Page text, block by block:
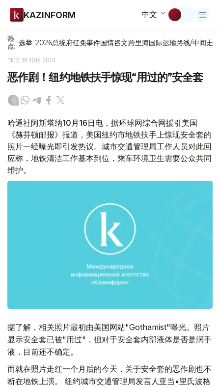
KAZINFORM 中文
热
点: 选举-2026总统府任免事件国情咨文跨里海国际运输路线/中间走廊
11:12, 16 10月 2014
恶作剧！纽约地铁扶手惊现“用过的”安全套
哈通社阿斯塔纳10月16日电，据环球网综合网援引美国
《赫芬顿邮报》报道，美国纽约市地铁扶手上惊现安全套的
照片一经曝光即引发热议。城市交通管理局工作人员对此回
应称，地铁清洁工作基本到位，乘车环境卫生需要公众共同
维护。
据了解，相关照片最初由美国网站"Gothamist"曝光。照片
显示安全套已被"用过"，但对于安全套内部液体是否是润手
液，目前还不确定。
而就在照片走红一个月后的今天，关于安全套的恶作剧也不
断在地铁上演。 纽约城市交通管理局发言人亚当•里氏波格